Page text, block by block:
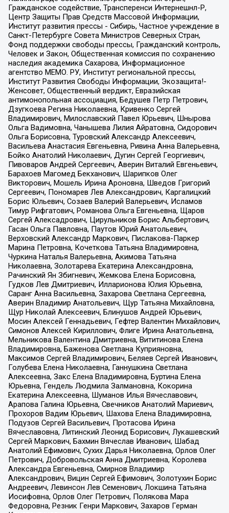
Гражданское содействие, Трансперенси Интернешнл-Р,
Центр Защиты Прав Средств Массовой Информации,
Институт развития прессы - Сибирь, Частное учреждение в
Санкт-Петербурге Совета Министров Северных Стран,
Фонд поддержки свободы прессы, Гражданский контроль,
Человек и Закон, Общественная комиссия по сохранению
наследия академика Сахарова, Информационное
агентство МЕМО. РУ, Институт региональной прессы,
Институт Развития Свободы Информации, Экозащита!-
Женсовет, Общественный вердикт, Евразийская
антимонопольная ассоциация, Бедушев Петр Петрович,
Дзугкоева Регина Николаевна, Кривенко Сергей
Владимирович, Милославский Павел Юрьевич, Шнырова
Ольга Вадимовна, Чанышева Лилия Айратовна, Сидорович
Ольга Борисовна, Туровский Александр Алексеевич,
Васильева Анастасия Евгеньевна, Ривина Анна Валерьевна,
Бойко Анатолий Николаевич, Дугин Сергей Георгиевич,
Пивоваров Андрей Сергеевич, Аверин Виталий Евгеньевич,
Барахоев Магомед Бекханович, Шарипков Олег
Викторович, Мошель Ирина Ароновна, Шведов Григорий
Сергеевич, Пономарев Лев Александрович, Каргалицкий
Борис Юльевич, Созаев Валерий Валерьевич, Исламов
Тимур Рифгатович, Романова Ольга Евгеньевна, Щаров
Сергей Алексадрович, Цирульников Борис Альбертович,
Гасан Ольга Павловна, Паутов Юрий Анатольевич,
Верховский Александр Маркович, Пислакова-Паркер
Марина Петровна, Кочеткова Татьяна Владимировна,
Чуркина Наталья Валерьевна, Акимова Татьяна
Николаевна, Золотарева Екатерина Александровна,
Рачинский Ян Збигневич, Жемкова Елена Борисовна,
Гудков Лев Дмитриевич, Илларионова Юлия Юрьевна,
Саранг Анна Васильевна, Захарова Светлана Сергеевна,
Аверин Владимир Анатольевич, Щур Татьяна Михайловна,
Щур Николай Алексеевич, Блинушов Андрей Юрьевич,
Мосин Алексей Геннадьевич, Гефтер Валентин Михайлович,
Симонов Алексей Кириллович, Флиге Ирина Анатольевна,
Мельникова Валентина Дмитриевна, Вититинова Елена
Владимировна, Баженова Светлана Куприяновна,
Максимов Сергей Владимирович, Беляев Сергей Иванович,
Голубева Елена Николаевна, Ганнушкина Светлана
Алексеевна, Закс Елена Владимировна, Буртина Елена
Юрьевна, Гендель Людмила Залмановна, Кокорина
Екатерина Алексеевна, Шуманов Илья Вячеславович,
Арапова Галина Юрьевна, Свечников Анатолий Мариевич,
Прохоров Вадим Юрьевич, Шахова Елена Владимировна,
Подузов Сергей Васильевич, Протасова Ирина
Вячеславовна, Литинский Леонид Борисович, Лукашевский
Сергей Маркович, Бахмин Вячеслав Иванович, Шабад
Анатолий Ефимович, Сухих Дарья Николаевна, Орлов Олег
Петрович, Добровольская Анна Дмитриевна, Королева
Александра Евгеньевна, Смирнов Владимир
Александрович, Вицин Сергей Ефимович, Золотухин Борис
Андреевич, Левинсон Лев Семенович, Локшина Татьяна
Иосифовна, Орлов Олег Петрович, Полякова Мара
Федоровна, Резник Генри Маркович, Захаров Герман